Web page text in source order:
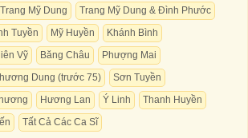
Trang Mỹ Dung
Trang Mỹ Dung & Đình Phước
Tuyền Mỹ Huyền
Khánh Bình
Vỹ
Băng Châu
Phượng Mai
Dung (trước 75)
Sơn Tuyền
Hương Lan Ý Linh
Thanh Huyền
Tất Cả Các Ca Sĩ